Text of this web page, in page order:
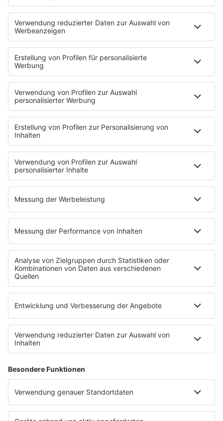
Chat-Community
SALÜ TV
SERVICE
Wetter
Verkehr & Blitzer
Weggehtipps
Jobbörse
Tipps und Tricks
SALÜ BONUS
INSIDE / B2B
B2B / Mediadaten
Empfang (DAB+, UKW, IP)
RADIO SALÜ Team
Alexa
App
WhatsApp-Kanal
Impressum
AGB
Datenschutzerklärung
Teilnahmebedingungen
Presse